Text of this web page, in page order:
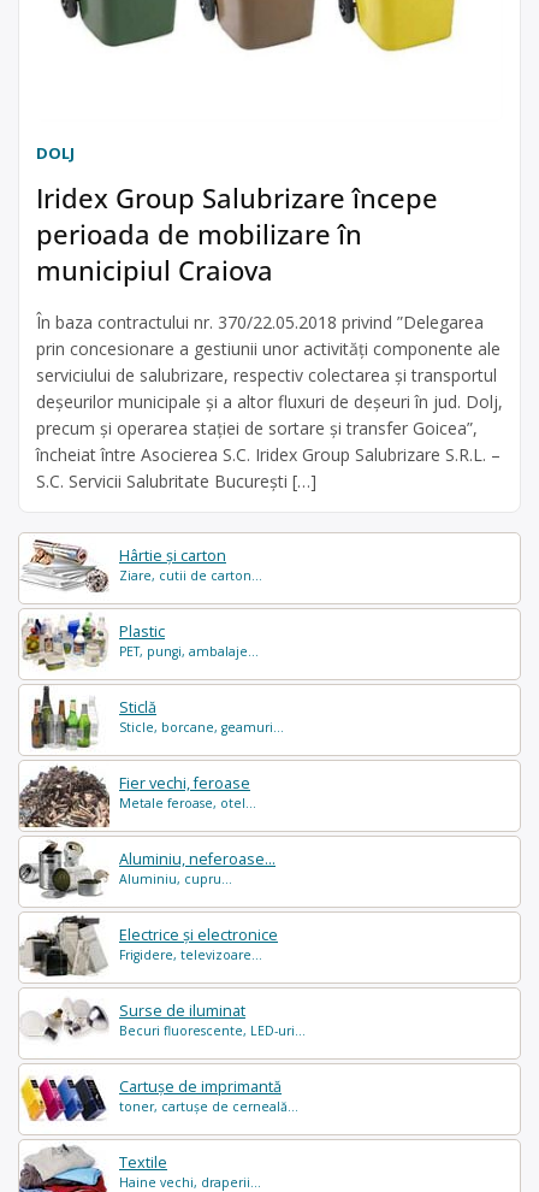
Hârtie și carton
Ziare, cutii de carton...
Plastic
PET, pungi, ambalaje...
Sticlă
Sticle, borcane, geamuri...
Fier vechi, feroase
Metale feroase, otel...
Aluminiu, neferoase...
Aluminiu, cupru...
Electrice și electronice
Frigidere, televizoare...
Surse de iluminat
Becuri fluorescente, LED-uri...
Cartușe de imprimantă
toner, cartușe de cerneală...
Textile
Haine vechi, draperii...
DOLJ
Iridex Group Salubrizare începe
perioada de mobilizare în
municipiul Craiova
În baza contractului nr. 370/22.05.2018 privind ”Delegarea
prin concesionare a gestiunii unor activități componente ale
serviciului de salubrizare, respectiv colectarea și transportul
deșeurilor municipale și a altor fluxuri de deșeuri în jud. Dolj,
precum și operarea stației de sortare și transfer Goicea”,
încheiat între Asocierea S.C. Iridex Group Salubrizare S.R.L. –
S.C. Servicii Salubritate București […]